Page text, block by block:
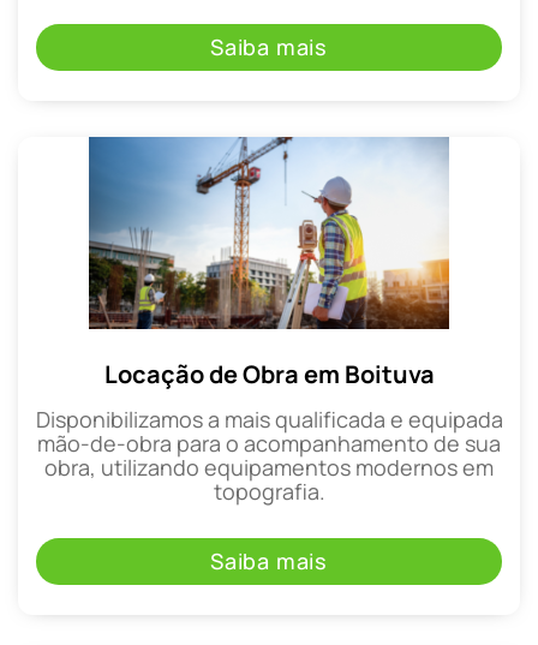
Saiba mais
Locação de Obra em Boituva
Disponibilizamos a mais qualificada e equipada
mão-de-obra para o acompanhamento de sua
obra, utilizando equipamentos modernos em
topografia.
Saiba mais